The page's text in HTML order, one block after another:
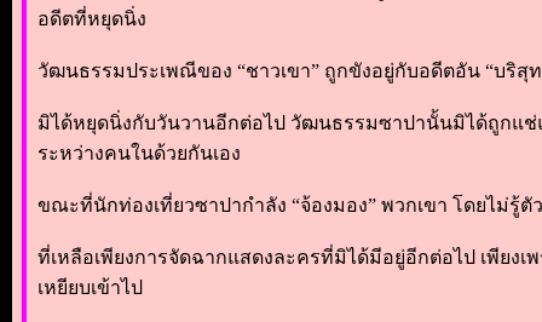
อดีตที่หยุดนิ่ง
วัฒนธรรมประเพณีของ “ชาวเขา” ถูกขังอยู่กับอดีตอัน “บริสุ
มิได้หยุดนิ่งกับวันวานอีกต่อไป วัฒนธรรมซาปานั้นมิได้ถูกแ
ระหว่างคนในด้วยกันเอง
ขณะที่นักท่องเที่ยวซาปากำลัง “จ้องมอง” พวกเขา โดยไม่รู้
ที่เหลือเพียงการจัดฉากแสดงละครที่มิได้มีอยู่อีกต่อไป เพียง
เหยียบเข้าไป